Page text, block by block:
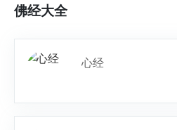
佛经大全
心经